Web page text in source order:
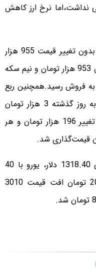
نداشت،اما نرخ ارز کاهش
بر این اساس قیمت سکه طرح جدید بدون تغییر قیمت 955 هزار
تومان، طرح قدیم با هزار تومان کاهش 953 هزار تومان و نیم سکه
همچنین ربع
سکه 309 هزار تومان شد که نسبت به روز گذشته 3 هزار تومان
رشد نشان می‌دهد، سکه گرمی بدون تغییر 196 هزار تومان و هر
اونس با توجه به تعطیلی بازار جهانی 1318.40 دلار، یورو با 40
تومان کاهش 4100 تومان، دلار با 20 تومان افت قیمت 3010